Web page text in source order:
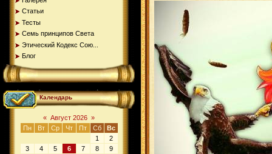
Статьи
Тесты
Семь принципов Света
Этический Кодекс Сою...
Блог
Календарь
« Август 2026 »
Пн
Вт Ср Чт Пт Сб
Вс
1
2
3
4 5 6 7 8
9